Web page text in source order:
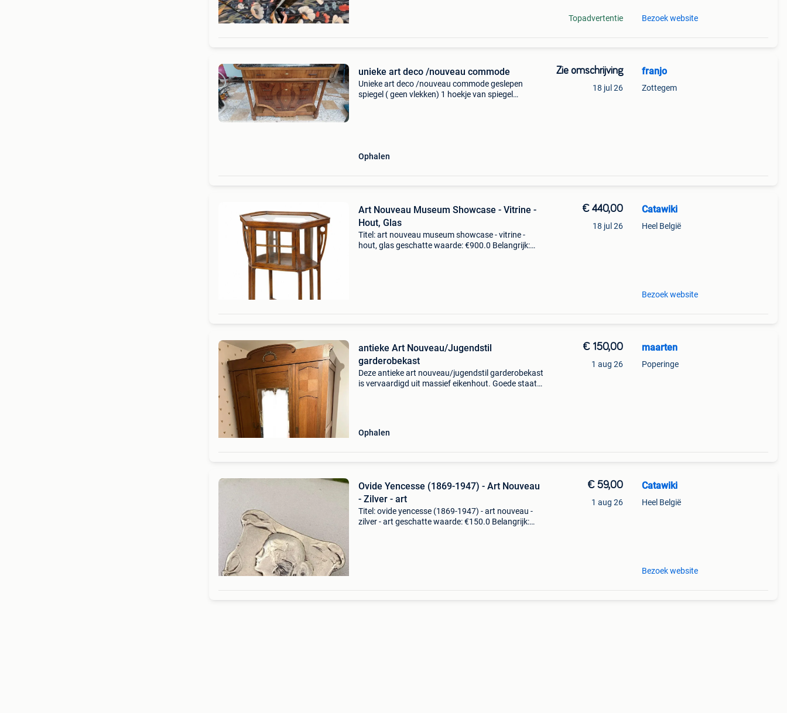
Topadvertentie Bezoek website
unieke art deco /nouveau commode
Unieke art deco /nouveau commode geslepen
spiegel ( geen vlekken) 1 hoekje van spiegel
Ophalen
Zie omschrijving
18 jul 26
franjo
Zottegem
Art Nouveau Museum Showcase - Vitrine -
Hout, Glas
Titel: art nouveau museum showcase - vitrine -
hout, glas geschatte waarde: €900.0 Belangrijk:
€ 440,00
18 jul 26
Catawiki
Heel België
Bezoek website
antieke Art Nouveau/Jugendstil
garderobekast
Deze antieke art nouveau/jugendstil garderobekast
is vervaardigd uit massief eikenhout. Goede staat
Ophalen
€ 150,00
1 aug 26
maarten
Poperinge
Ovide Yencesse (1869-1947) - Art Nouveau
- Zilver - art
Titel: ovide yencesse (1869-1947) - art nouveau -
zilver - art geschatte waarde: €150.0 Belangrijk:
€ 59,00
1 aug 26
Catawiki
Heel België
Bezoek website